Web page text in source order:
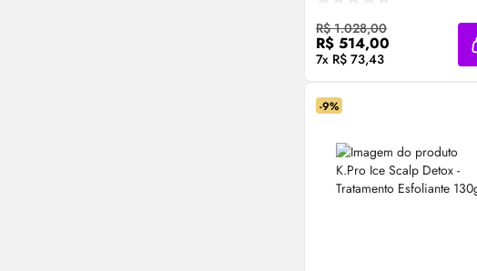
R$ 1.028,00
R$ 514,00
7x R$ 73,43
Compre Agora ❯
-9%